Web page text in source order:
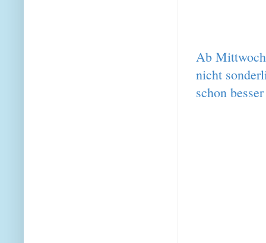
Ab
nicht
schon